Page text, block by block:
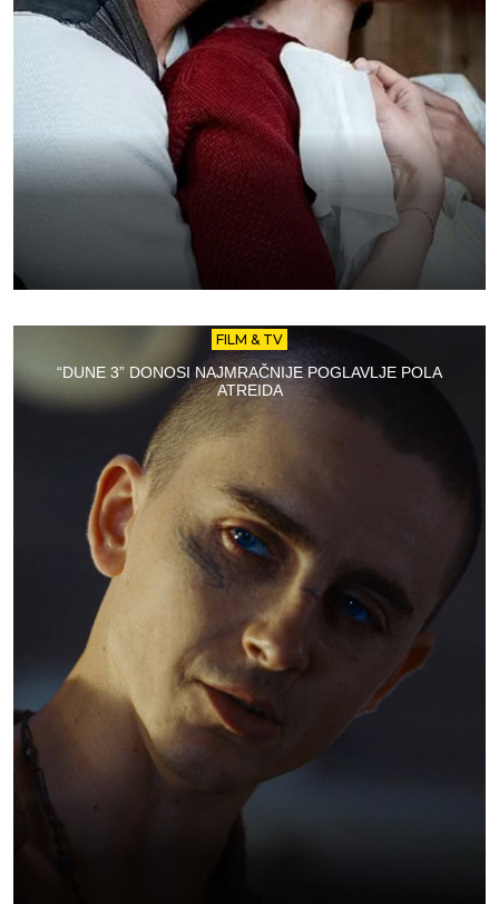
FILM & TV
“DUNE 3” DONOSI NAJMRAČNIJE POGLAVLJE POLA
ATREIDA